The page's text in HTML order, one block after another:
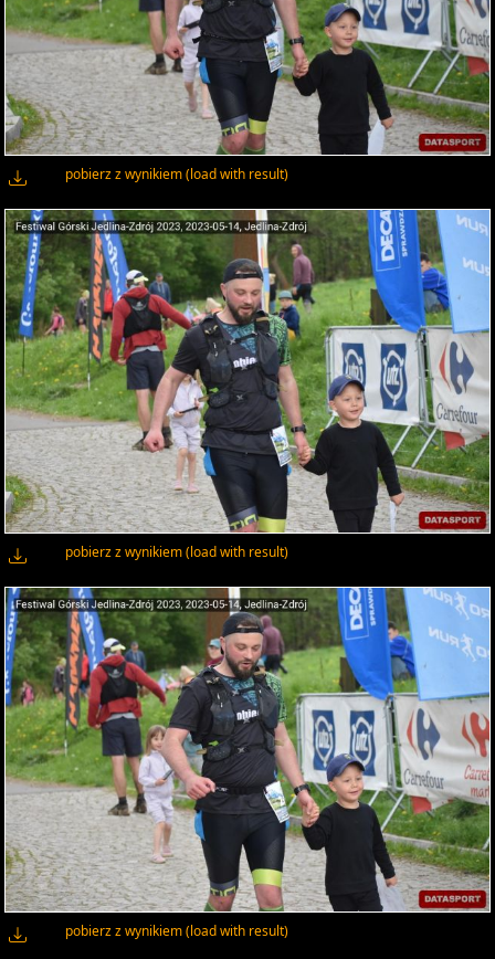
pobierz z wynikiem (load with result)
pobierz z wynikiem (load with result)
pobierz z wynikiem (load with result)